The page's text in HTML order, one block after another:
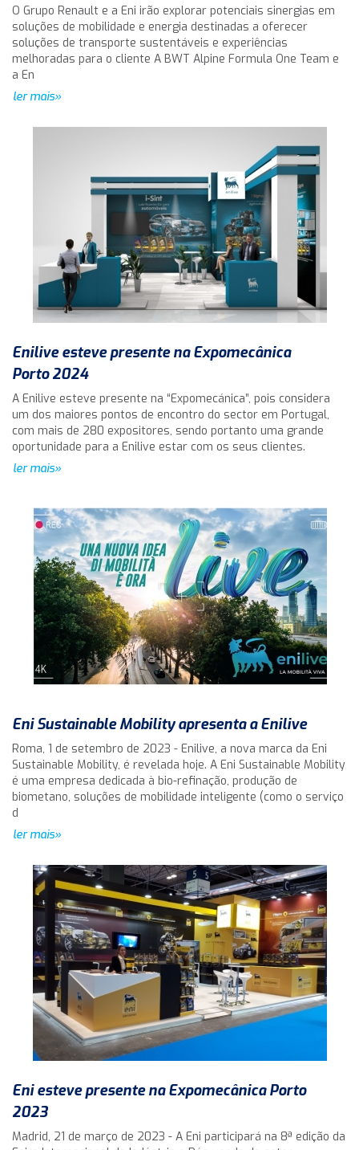
O Grupo Renault e a Eni irão explorar potenciais sinergias em
soluções de mobilidade e energia destinadas a oferecer
soluções de transporte sustentáveis e experiências
melhoradas para o cliente A BWT Alpine Formula One Team e
a En
ler mais»
Enilive esteve presente na Expomecânica
Porto 2024
A Enilive esteve presente na “Expomecánica”, pois considera
um dos maiores pontos de encontro do sector em Portugal,
com mais de 280 expositores, sendo portanto uma grande
oportunidade para a Enilive estar com os seus clientes.
ler mais»
Eni Sustainable Mobility apresenta a Enilive
Roma, 1 de setembro de 2023 - Enilive, a nova marca da Eni
Sustainable Mobility, é revelada hoje. A Eni Sustainable Mobility
é uma empresa dedicada à bio-refinação, produção de
biometano, soluções de mobilidade inteligente (como o serviço
d
ler mais»
Eni esteve presente na Expomecânica Porto
2023
Madrid, 21 de março de 2023 - A Eni participará na 8ª edição da